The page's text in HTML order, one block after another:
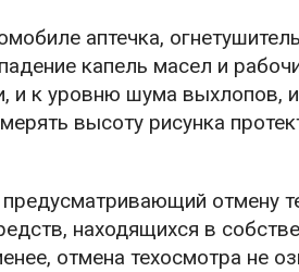
аптечка,
капель масел и
и к уровню шума выхлопов,
высоту рисунка
отмену
находящихся в
отмена техосмотра не